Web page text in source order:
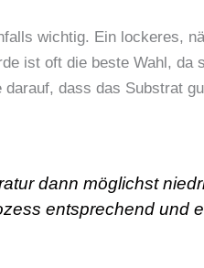
wichtig. Ein lockeres,
ist oft die beste Wahl, da
dass das Substrat
dann möglichst
entsprechend und